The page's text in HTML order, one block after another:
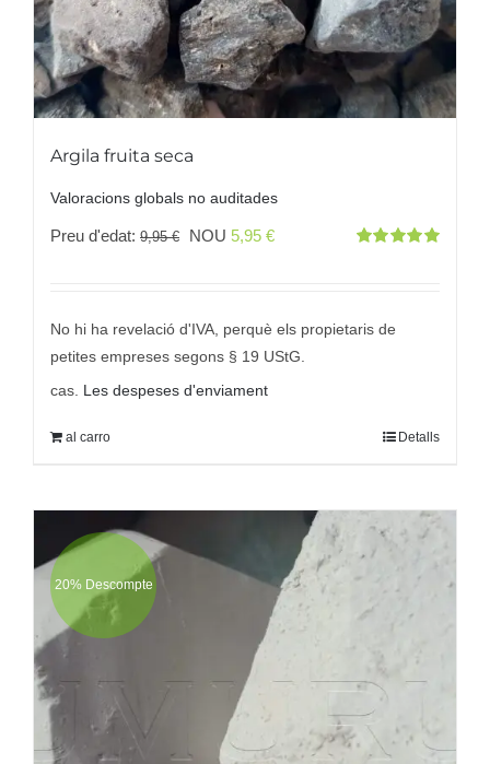
Argila fruita seca
Valoracions globals no auditades
Preu d'edat: 9,95€
El
era:
9,95 €
NOU 5,95 €El
és:
5,95 €.
No hi ha revelació d'IVA, perquè els propietaris de
petites empreses segons § 19 UStG.
cas. Les despeses d'enviament
al carro Detalls
20% Descompte